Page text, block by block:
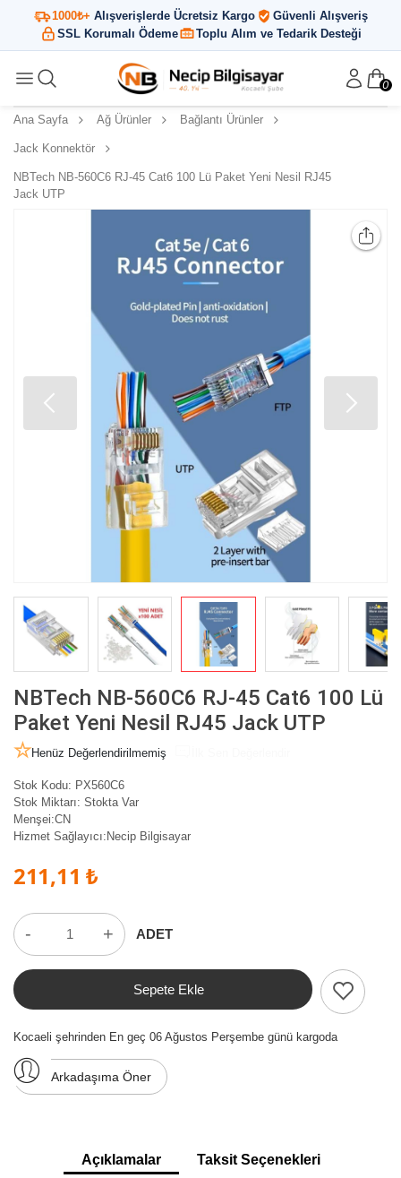
1000₺+ Alışverişlerde Ücretsiz Kargo
Güvenli Alışveriş
SSL Korumalı Ödeme
Toplu Alım ve Tedarik Desteği
0
Ana Sayfa Ağ Ürünler Bağlantı Ürünler
Jack Konnektör
NBTech NB-560C6 RJ-45 Cat6 100 Lü Paket Yeni Nesil RJ45
Jack UTP
NBTech NB-560C6 RJ-45 Cat6 100 Lü
Paket Yeni Nesil RJ45 Jack UTP
Henüz Değerlendirilmemiş
Stok Kodu: PX560C6
Stok Miktarı: Stokta Var
Menşei:CN
Hizmet Sağlayıcı: Necip Bilgisayar
211,11 ₺
- + ADET
Sepete Ekle
Kocaeli şehrinden En geç 06 Ağustos Perşembe günü kargoda
Arkadaşıma Öner
Açıklamalar Taksit Seçenekleri